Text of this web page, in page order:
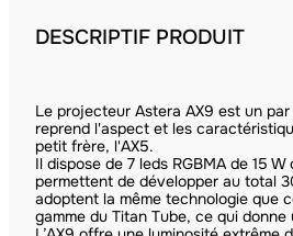
DESCRIPTIF PRODUIT
Le projecteur Astera AX9 est un
reprend l'aspect et les
petit frère, l'AX5.
Il dispose de 7 leds RGBMA de 15
permettent de développer au total
adoptent la même technologie que
gamme du Titan Tube, ce qui